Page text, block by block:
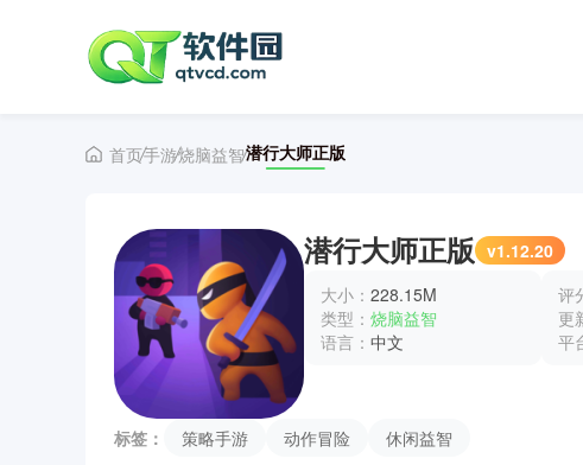
首页手游烧脑益智潜行大师正版
潜行大师正版 v1.12.20
大小： 228.15M
类型： 烧脑益智
语言： 中文
评
更
平
标签： 策略手游 动作冒险 休闲益智